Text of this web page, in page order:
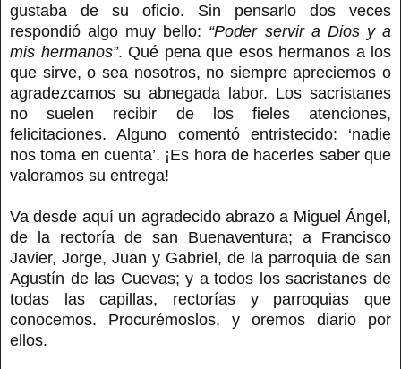
gustaba de su oficio. Sin pensarlo dos veces
respondió algo muy bello: “Poder servir a Dios y a
mis hermanos”. Qué pena que esos hermanos a los
que sirve, o sea nosotros, no siempre apreciemos o
agradezcamos su abnegada labor. Los sacristanes
no suelen recibir de los fieles atenciones,
felicitaciones. Alguno comentó entristecido: ‘nadie
nos toma en cuenta’. ¡Es hora de hacerles saber que
valoramos su entrega!
Va desde aquí un agradecido abrazo a Miguel Ángel,
de la rectoría de san Buenaventura; a Francisco
Javier, Jorge, Juan y Gabriel, de la parroquia de san
Agustín de las Cuevas; y a todos los sacristanes de
todas las capillas, rectorías y parroquias que
conocemos. Procurémoslos, y oremos diario por
ellos.